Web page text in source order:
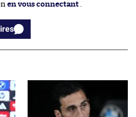
en vous connectant .